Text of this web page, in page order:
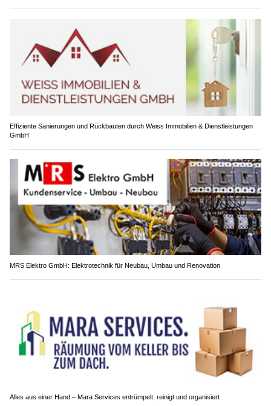
Effiziente Sanierungen und Rückbauten durch Weiss Immobilien & Dienstleistungen
GmbH
MRS Elektro GmbH: Elektrotechnik für Neubau, Umbau und Renovation
Alles aus einer Hand – Mara Services entrümpelt, reinigt und organisiert